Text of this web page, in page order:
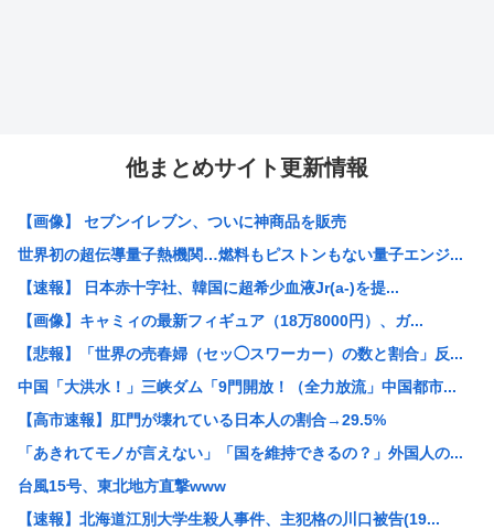
他まとめサイト更新情報
【画像】 セブンイレブン、ついに神商品を販売
世界初の超伝導量子熱機関…燃料もピストンもない量子エンジ...
【速報】 日本赤十字社、韓国に超希少血液Jr(a-)を提...
【画像】キャミィの最新フィギュア（18万8000円）、ガ...
【悲報】「世界の売春婦（セッ◯スワーカー）の数と割合」反...
中国「大洪水！」三峡ダム「9門開放！（全力放流」中国都市...
【高市速報】肛門が壊れている日本人の割合→29.5%
「あきれてモノが言えない」「国を維持できるの？」外国人の...
台風15号、東北地方直撃www
【速報】北海道江別大学生殺人事件、主犯格の川口被告(19...